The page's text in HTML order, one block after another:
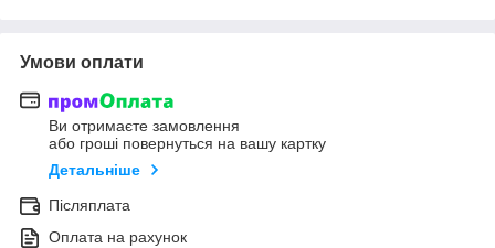
Умови оплати
Ви отримаєте замовлення
або гроші повернуться на вашу картку
Детальніше
Післяплата
Оплата на рахунок